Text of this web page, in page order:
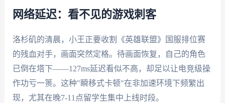
网络延迟：看不见的游戏刺客
洛杉矶的清晨，小王正要收割《英雄联盟》国服排位赛
的残血对手，画面突然定格。待画面恢复，自己的角色
已倒在塔下——127ms延迟看似不高，却足以让电竞级操
作功亏一篑。这种"瞬移式卡顿"在非加速环境下频繁出
现，尤其在晚7-11点留学生集中上线时段。